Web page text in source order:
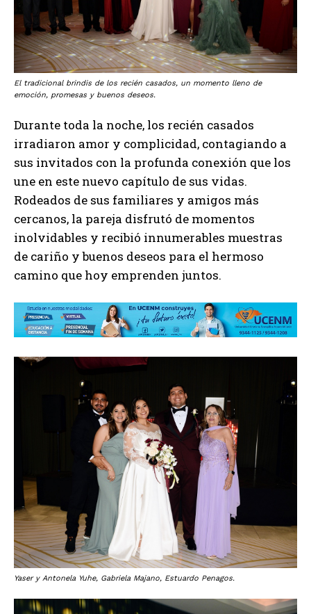
El tradicional brindis de los recién casados, un momento lleno de
emoción, promesas y buenos deseos.
Durante toda la noche, los recién casados
irradiaron amor y complicidad, contagiando a
sus invitados con la profunda conexión que los
une en este nuevo capítulo de sus vidas.
Rodeados de sus familiares y amigos más
cercanos, la pareja disfrutó de momentos
inolvidables y recibió innumerables muestras
de cariño y buenos deseos para el hermoso
camino que hoy emprenden juntos.
Yaser y Antonela Yuhe, Gabriela Majano, Estuardo Penagos.